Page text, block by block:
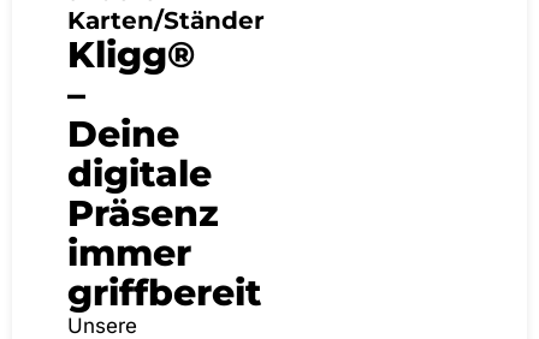
Karten/Ständer
Kligg®
–
Deine
digitale
Präsenz
immer
griffbereit
Unsere